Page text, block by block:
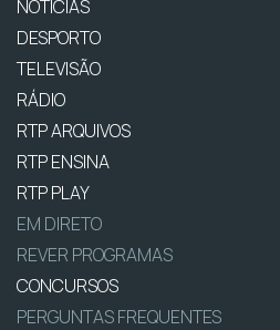
NOTÍCIAS
DESPORTO
TELEVISÃO
RÁDIO
RTP ARQUIVOS
RTP ENSINA
RTP PLAY
EM DIRETO
REVER PROGRAMAS
CONCURSOS
PERGUNTAS FREQUENTES